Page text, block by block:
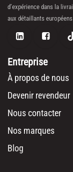
d’expérience dans la
aux détaillants
Entreprise
À propos de nous
Devenir revendeur
Nous contacter
Nos marques
Blog